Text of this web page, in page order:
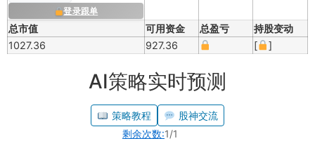
登录跟单
总市值 可用资金 总盈亏
持股变动
1027.36
927.36 [ ]
AI策略实时预测
策略教程
股神交流
剩余次数:1/1